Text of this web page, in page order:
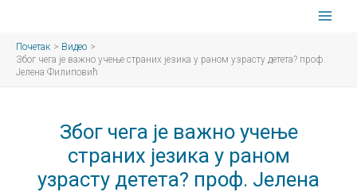
садржај
Почетак
Видео
Због чега је важно учење страних језика у раном узрасту детета? проф.
Јелена Филиповић
Због чега је важно учење
страних језика у раном
узрасту детета? проф. Јелена